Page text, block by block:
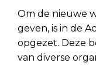
Om de nieuwe
geven, is in de
opgezet. Deze
van diverse